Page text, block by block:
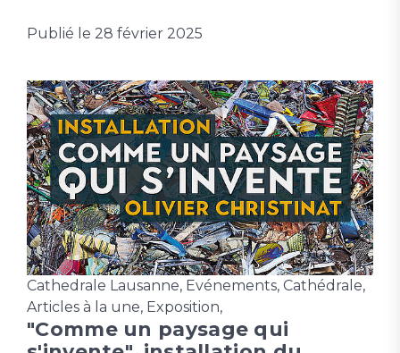
Publié le 28 février 2025
Cathedrale Lausanne, Evénements, Cathédrale,
Articles à la une, Exposition,
"Comme un paysage qui